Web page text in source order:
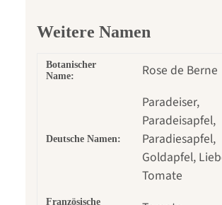
Weitere Namen
Botanischer
Name:
Rose de Berne
Deutsche Namen:
Paradeiser,
Paradeisapfel,
Paradiesapfel,
Goldapfel,
Tomate
Französische